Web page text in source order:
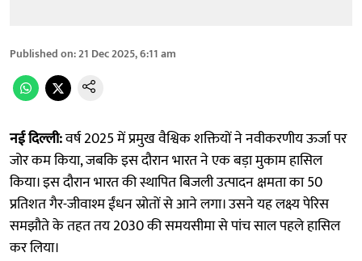
Published on:21 Dec 2025, 6:11 am
नई दिल्ली:वर्ष 2025 में प्रमुख वैश्विक शक्तियों ने नवीकरणीय ऊर्जा पर
जोर कम किया, जबकि इस दौरान भारत ने एक बड़ा मुकाम हासिल
किया। इस दौरान भारत की स्थापित बिजली उत्पादन क्षमता का 50
प्रतिशत गैर-जीवाश्म ईंधन स्रोतों से आने लगा। उसने यह लक्ष्य पेरिस
समझौते के तहत तय 2030 की समयसीमा से पांच साल पहले हासिल
कर लिया।